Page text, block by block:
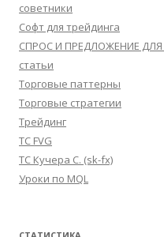
советники
Софт для трейдинга
СПРОС И ПРЕДЛОЖЕНИЕ
статьи
Торговые паттерны
Торговые стратегии
Трейдинг
ТС FVG
ТС Кучера С. (sk-fx)
Уроки по MQL